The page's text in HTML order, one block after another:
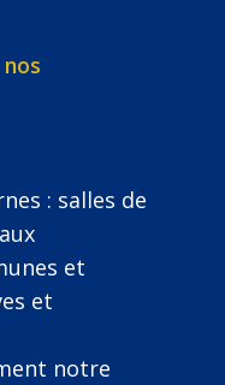
: salles de
et
et
notre